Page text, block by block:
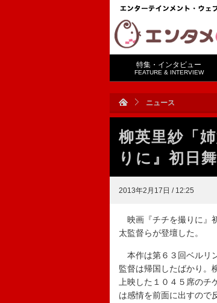
特集・インタビュー
FEATURE & INTERVIEW
ニュース
柳英里紗「
りに』初日
2013年2月17日 / 12:25
映画『チチを撮りに』
太監督らが登壇した。
本作は第６３回ベルリ
監督は帰国したばかり。
上映した１０４５席の
は感情を前面に出すので